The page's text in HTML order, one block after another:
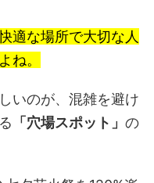
適な場所で大切な人
ね。
いのが、混雑を避け
「穴場スポット」 の